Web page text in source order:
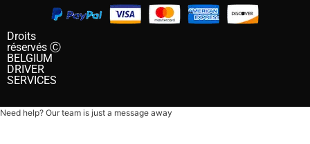
Droits
réservés Ⓒ
BELGIUM
DRIVER
SERVICES
Need help? Our team is just a message away